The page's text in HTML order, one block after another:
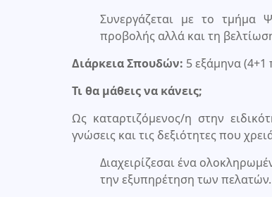
Συνεργάζεται με το τμήμα
προβολής αλλά και τη
Διάρκεια Σπουδών: 5 εξάμηνα
Τι θα μάθεις να κάνεις;
Ως καταρτιζόμενος/η στην
γνώσεις και τις δεξιότητες που
Διαχειρίζεσαι ένα
την εξυπηρέτηση των πελατών.